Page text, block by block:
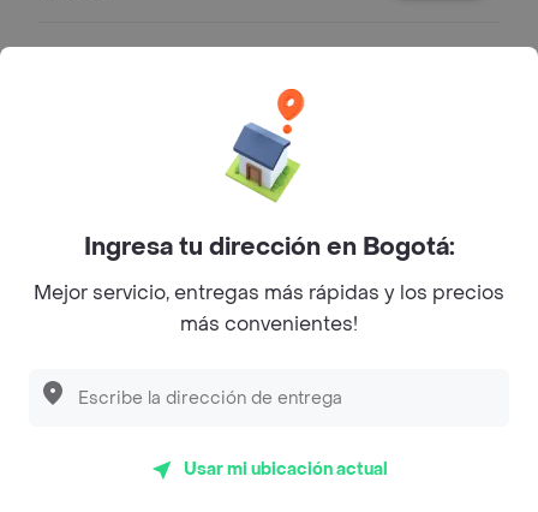
Bebida caliente preparada con leche
Café Con Leche
Bebida caliente preparada con café
Infusión aromática en agua caliente
Ingresa tu dirección en Bogotá:
Mejor servicio, entregas más rápidas y los precios
más convenientes!
Usar mi ubicación actual